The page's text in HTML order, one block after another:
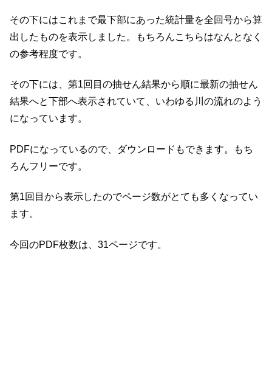
その下にはこれまで最下部にあった統計量を全回号から算
出したものを表示しました。もちろんこちらはなんとなく
の参考程度です。
その下には、第1回目の抽せん結果から順に最新の抽せん
結果へと下部へ表示されていて、いわゆる川の流れのよう
になっています。
PDFになっているので、ダウンロードもできます。もち
ろんフリーです。
第1回目から表示したのでページ数がとても多くなってい
ます。
今回のPDF枚数は、31ページです。